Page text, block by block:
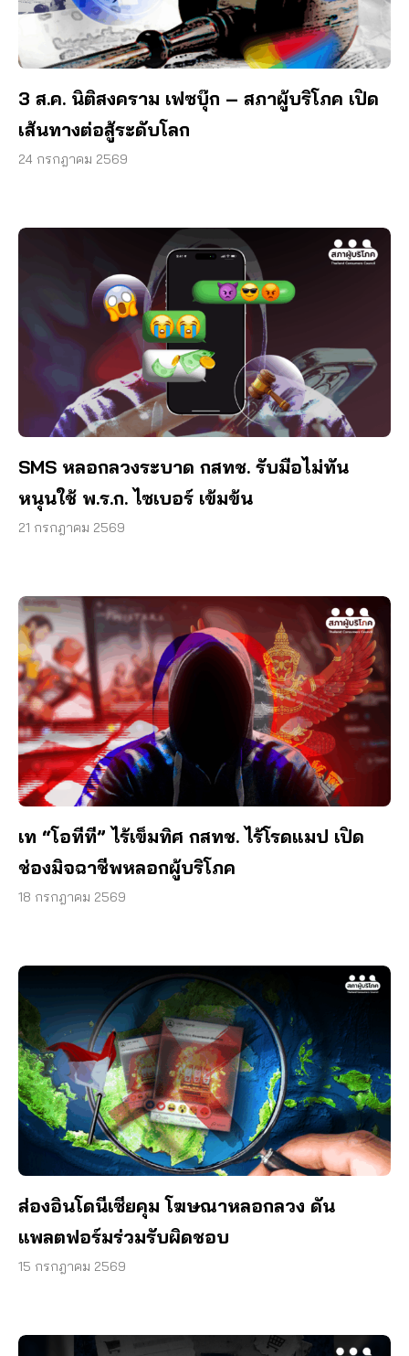
3 ส.ค. นิติสงคราม เฟซบุ๊ก – สภาผู้บริโภค เปิด
เส้นทางต่อสู้ระดับโลก
24 กรกฎาคม 2569
SMS หลอกลวงระบาด กสทช. รับมือไม่ทัน
หนุนใช้ พ.ร.ก. ไซเบอร์ เข้มข้น
21 กรกฎาคม 2569
เท “โอทีที” ไร้เข็มทิศ กสทช. ไร้โรดแมป เปิด
ช่องมิจฉาชีพหลอกผู้บริโภค
18 กรกฎาคม 2569
ส่องอินโดนีเซียคุม โฆษณาหลอกลวง ดัน
แพลตฟอร์มร่วมรับผิดชอบ
15 กรกฎาคม 2569